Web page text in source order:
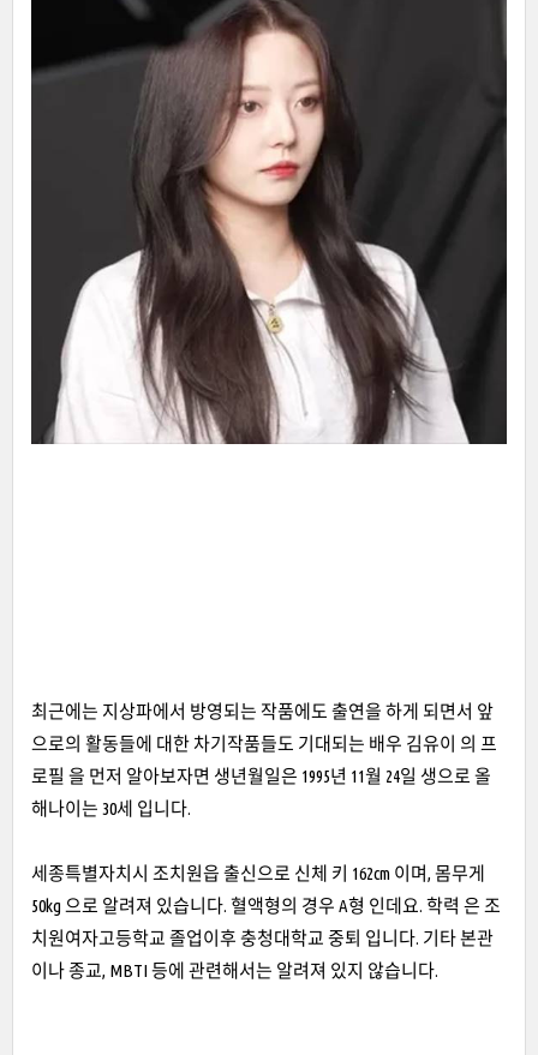
최근에는 지상파에서 방영되는 작품에도 출연을 하게 되면서 앞
으로의 활동들에 대한 차기작품들도 기대되는 배우 김유이 의 프
로필 을 먼저 알아보자면 생년월일은 1995년 11월 24일 생으로 올
해나이는 30세 입니다.
세종특별자치시 조치원읍 출신으로 신체 키 162cm 이며, 몸무게
50kg 으로 알려져 있습니다. 혈액형의 경우 A형 인데요. 학력 은 조
치원여자고등학교 졸업이후 충청대학교 중퇴 입니다. 기타 본관
이나 종교, MBTI 등에 관련해서는 알려져 있지 않습니다.